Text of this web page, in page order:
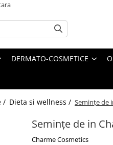
DERMATO-COSMETICE
/ Dieta si wellness / Semințe de
Semințe de in
Charme Cosmetics